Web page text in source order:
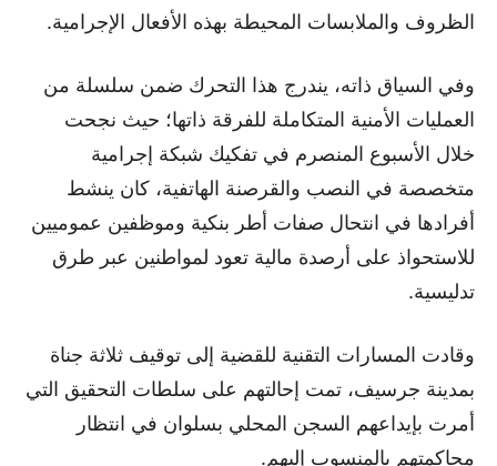
الظروف والملابسات المحيطة بهذه الأفعال الإجرامية.
وفي السياق ذاته، يندرج هذا التحرك ضمن سلسلة من
العمليات الأمنية المتكاملة للفرقة ذاتها؛ حيث نجحت
خلال الأسبوع المنصرم في تفكيك شبكة إجرامية
متخصصة في النصب والقرصنة الهاتفية، كان ينشط
أفرادها في انتحال صفات أطر بنكية وموظفين عموميين
للاستحواذ على أرصدة مالية تعود لمواطنين عبر طرق
تدليسية.
وقادت المسارات التقنية للقضية إلى توقيف ثلاثة جناة
بمدينة جرسيف، تمت إحالتهم على سلطات التحقيق التي
أمرت بإيداعهم السجن المحلي بسلوان في انتظار
محاكمتهم بالمنسوب إليهم.